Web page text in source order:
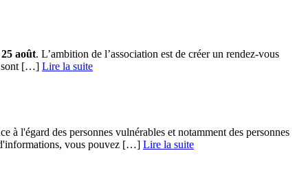
août. L’ambition de l’association est de créer un rendez-vous
sont […] Lire la suite
l'égard des personnes vulnérables et notamment des personnes
vous pouvez […] Lire la suite